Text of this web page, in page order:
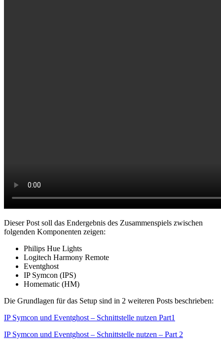
Dieser Post soll das Endergebnis des Zusammenspiels zwischen
folgenden Komponenten zeigen:
Philips Hue Lights
Logitech Harmony Remote
Eventghost
IP Symcon (IPS)
Homematic (HM)
Die Grundlagen für das Setup sind in 2 weiteren Posts beschrieben:
IP Symcon und Eventghost – Schnittstelle nutzen Part1
IP Symcon und Eventghost – Schnittstelle nutzen – Part 2